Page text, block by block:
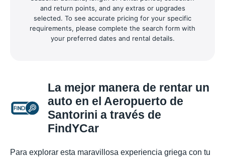
and return points, and any extras or upgrades
selected. To see accurate pricing for your specific
requirements, please complete the search form with
your preferred dates and rental details.
La mejor manera de rentar un
auto en el Aeropuerto de
Santorini a través de
FindYCar
Para explorar esta maravillosa experiencia griega con tu